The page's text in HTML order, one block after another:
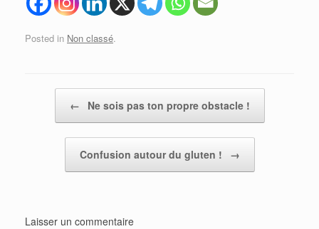
Posted in Non classé.
← Ne sois pas ton propre obstacle !
Confusion autour du gluten ! →
Laisser un commentaire